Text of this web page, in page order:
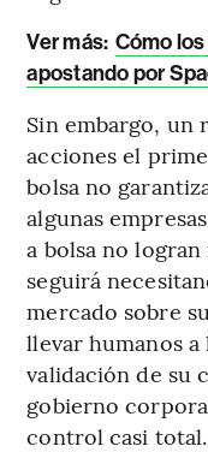
Ver más: Cómo
apostando por
Sin embargo, un
acciones el
bolsa no
algunas
a bolsa no
seguirá
mercado sobre
llevar humanos
validación de su
gobierno
control casi total.